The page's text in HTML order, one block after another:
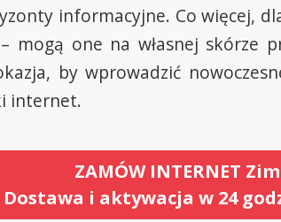
informacyjne. Co więcej,
mogą one na własnej skórze
by wprowadzić
internet.
ZAMÓW INTERNET
Dostawa i aktywacja w 24